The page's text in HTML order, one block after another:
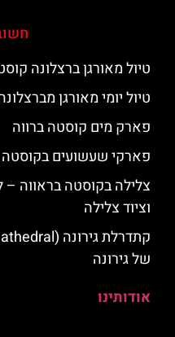
טיול מאורגן ברצלונה
טיול יומי מאורגן
פארק מים קוסטה ברווה
פארקי שעשועים בקוסטה
צלילה בקוסטה בראווה –
וציוד צלילה
של גירונה
אודותינו